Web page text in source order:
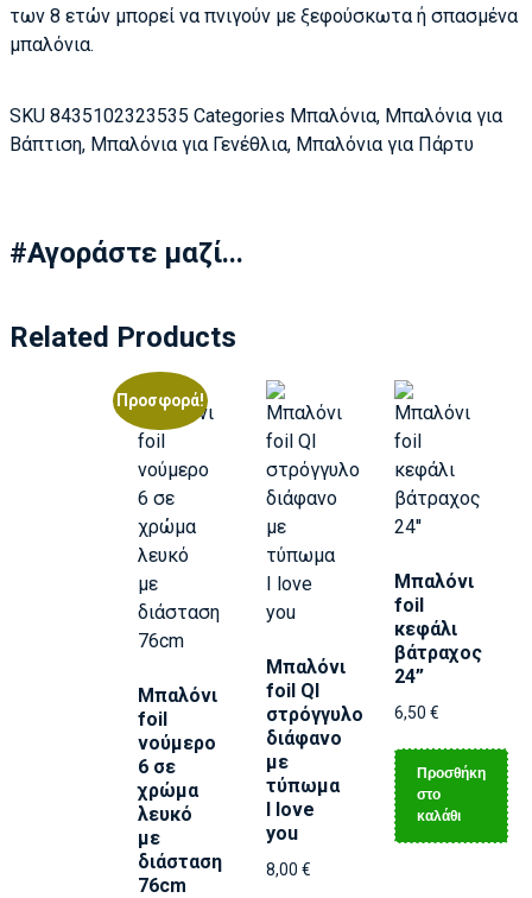
των 8 ετών μπορεί να πνιγούν με ξεφούσκωτα ή σπασμένα
μπαλόνια.
SKU 8435102323535 Categories Μπαλόνια, Μπαλόνια για
Βάπτιση, Μπαλόνια για Γενέθλια, Μπαλόνια για Πάρτυ
#Αγοράστε μαζί...
Related Products
Προσφορά!
Μπαλόνι
foil
νούμερο
6 σε
χρώμα
λευκό
με
διάσταση
76cm
Μπαλόνι
foil Ql
στρόγγυλο
διάφανο
με
τύπωμα
I love
you
8,00 €
Μπαλόνι
foil
κεφάλι
βάτραχος
24”
6,50 €
Προσθήκη
στο
καλάθι